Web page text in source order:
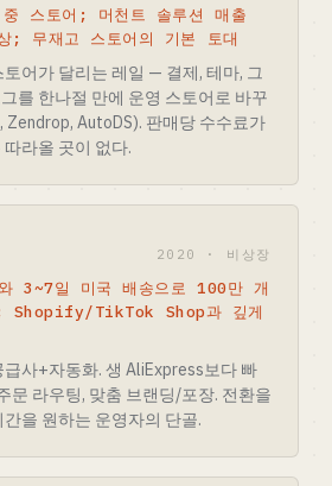
스토어; 머천트 솔루션 매출
; 무재고 스토어의 기본 토대
어가 달리는 레일 — 결제, 테마, 그
를 한나절 만에 운영 스토어로 바꾸
Zendrop, AutoDS). 판매당 수수료가
라올 곳이 없다.
2020 · 비상장
3~7일 미국 배송으로 100만 개
; Shopify/TikTok Shop과 깊게
사+자동화. 생 AliExpress보다 빠
문 라우팅, 맞춤 브랜딩/포장. 전환을
을 원하는 운영자의 단골.